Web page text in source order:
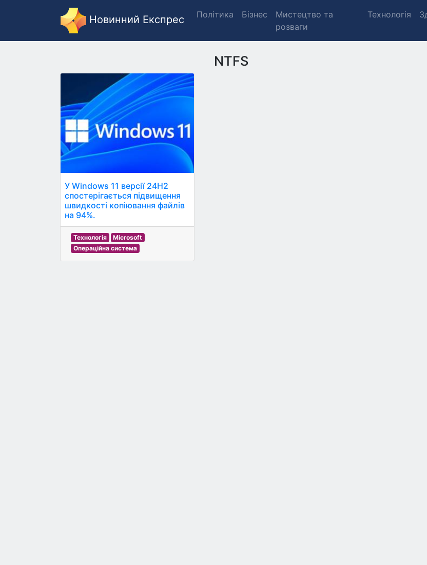
Новинний Експрес Політика Бізнес
Мистецтво та
розваги
Технологія
NTFS
У Windows 11 версії 24H2
спостерігається підвищення
швидкості копіювання файлів
на 94%.
Технологія
Microsoft
Операційна система